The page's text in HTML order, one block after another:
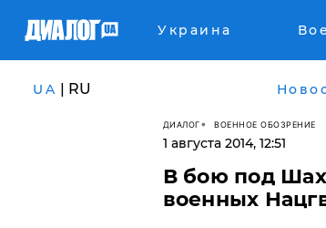
Украина
UA | RU
ДИАЛОГ ВОЕННОЕ ОБОЗРЕНИЕ
1 августа 2014, 12:51
В бою под
военных